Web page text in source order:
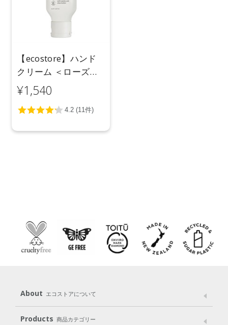
【ecostore】ハンド
クリーム ＜ローズ＆
ゼラニウム＞
¥1,540
About エコストアについて
メッセージ ブランドストーリー
Products 商品カテゴリー